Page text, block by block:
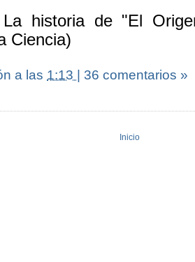
La historia de "El
Ciencia)
a las 1:13 | 36 comentarios »
Inicio